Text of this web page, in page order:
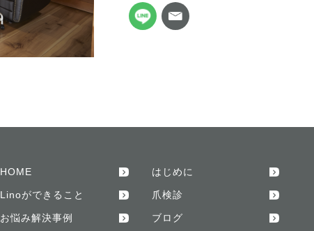
HOME はじめに
Linoができること 爪検診
お悩み解決事例 ブログ